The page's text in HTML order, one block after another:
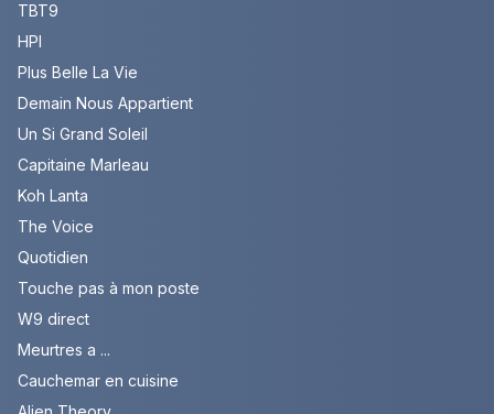
TBT9
HPI
Plus Belle La Vie
Demain Nous Appartient
Un Si Grand Soleil
Capitaine Marleau
Koh Lanta
The Voice
Quotidien
Touche pas à mon poste
W9 direct
Meurtres a ...
Cauchemar en cuisine